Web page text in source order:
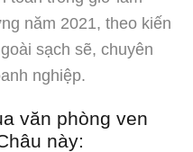
năm 2021, theo kiến
sạch sẽ, chuyên
nghiệp.
văn phòng ven
này: